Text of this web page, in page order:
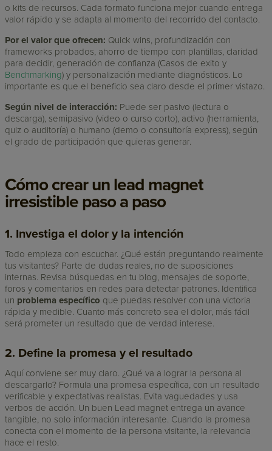
o kits de recursos. Cada formato funciona mejor cuando entrega
valor rápido y se adapta al momento del recorrido del contacto.
Por el valor que ofrecen: Quick wins, profundización con
frameworks probados, ahorro de tiempo con plantillas, claridad
para decidir, generación de confianza (Casos de exito y
Benchmarking) y personalización mediante diagnósticos. Lo
importante es que el beneficio sea claro desde el primer vistazo.
Según nivel de interacción: Puede ser pasivo (lectura o
descarga), semipasivo (video o curso corto), activo (herramienta,
quiz o auditoría) o humano (demo o consultoría express), según
el grado de participación que quieras generar.
Cómo crear un lead magnet
irresistible paso a paso
1. Investiga el dolor y la intención
Todo empieza con escuchar. ¿Qué están preguntando realmente
tus visitantes? Parte de dudas reales, no de suposiciones
internas. Revisa búsquedas en tu blog, mensajes de soporte,
foros y comentarios en redes para detectar patrones. Identifica
un problema específico que puedas resolver con una victoria
rápida y medible. Cuanto más concreto sea el dolor, más fácil
será prometer un resultado que de verdad interese.
2. Define la promesa y el resultado
Aquí conviene ser muy claro. ¿Qué va a lograr la persona al
descargarlo? Formula una promesa específica, con un resultado
verificable y expectativas realistas. Evita vaguedades y usa
verbos de acción. Un buen Lead magnet entrega un avance
tangible, no solo información interesante. Cuando la promesa
conecta con el momento de la persona visitante, la relevancia
hace el resto.